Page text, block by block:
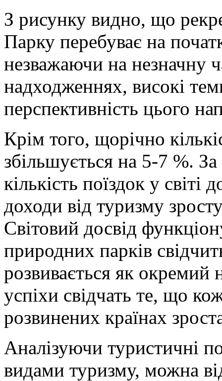
З рисунку видно, що
Парку перебуває на
незважаючи на незначну
надходженнях, високі
перспективність цього
Крім того, щорічно
збільшується на 5-7 %.
кількість поїздок у
доходи від туризму
Світовий досвід
природних парків
розвивається як окремий
успіхи свідчать те, що
розвинених країнах
Аналізуючи туристичні
видами туризму, можна